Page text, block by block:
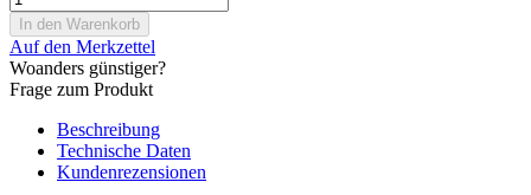
Auf den Merkzettel
Woanders günstiger?
Frage zum Produkt
Beschreibung
Technische Daten
Kundenrezensionen